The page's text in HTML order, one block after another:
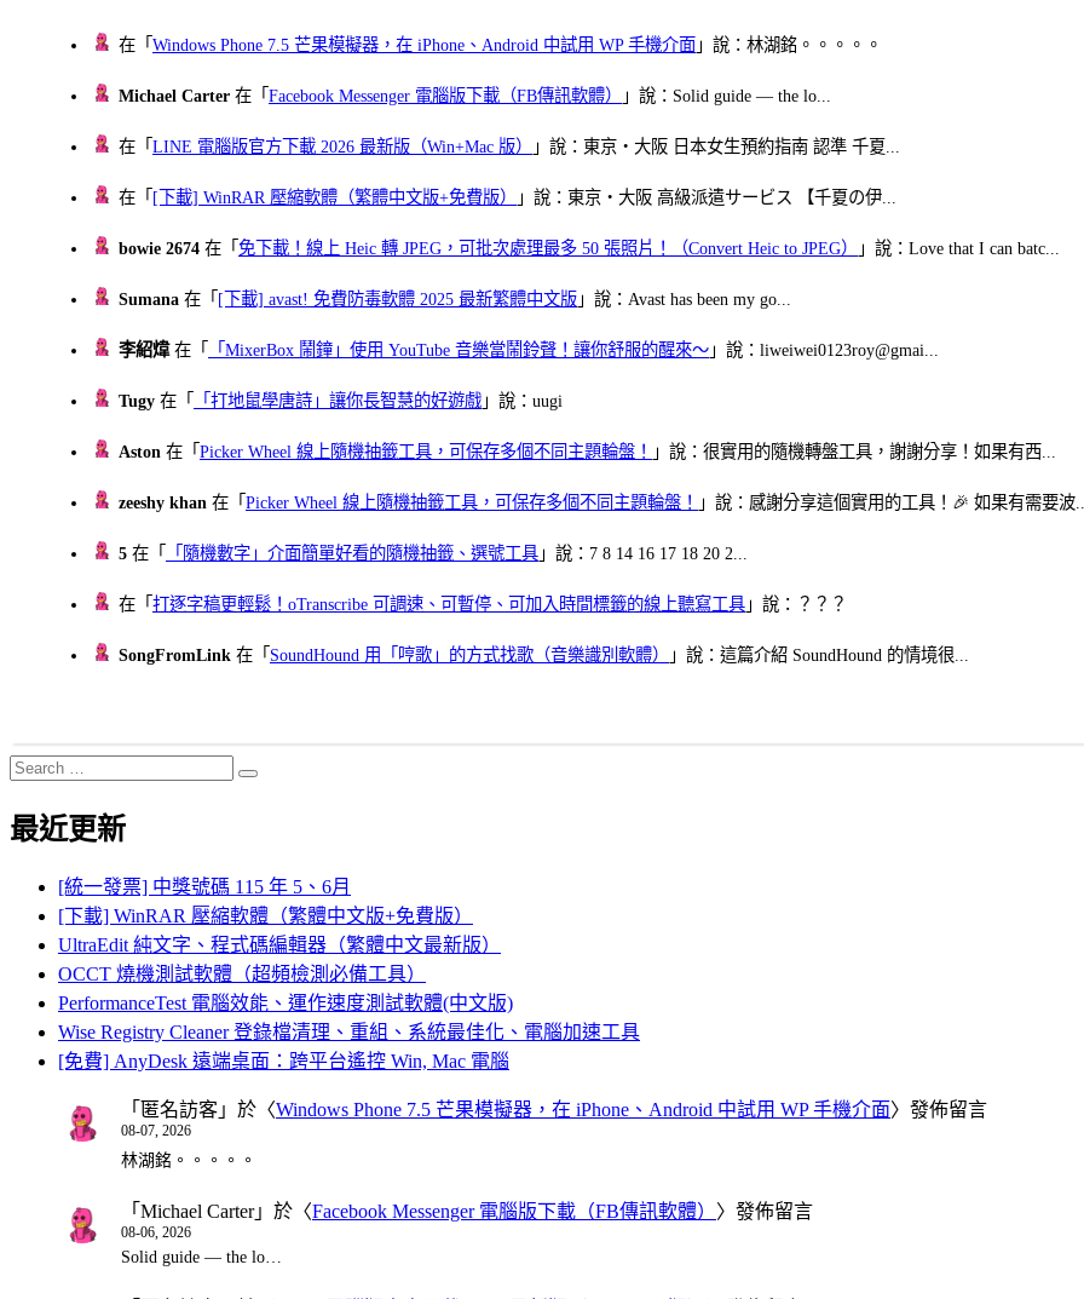
在「Windows Phone 7.5 芒果模擬器，在 iPhone、Android 中試用 WP 手機介面 」說：林湖銘。。。。。
Michael Carter 在「Facebook Messenger 電腦版下載（FB傳訊軟體） 」說：Solid guide — the lo...
在「LINE 電腦版官方下載 2026 最新版（Win+Mac 版） 」說：東京・大阪 日本女生預約指南 認準 千夏...
在「 [下載] WinRAR 壓縮軟體（繁體中文版+免費版） 」說：東京・大阪 高級派遣サービス 【千夏の伊...
bowie 2674 在「免下載！線上 Heic 轉 JPEG，可批次處理最多 50 張照片！（Convert Heic to JPEG） 」說：Love that I can batc...
Sumana 在「 [下載] avast! 免費防毒軟體 2025 最新繁體中文版 」說：Avast has been my go...
李紹煒在「 「MixerBox 鬧鐘」使用 YouTube 音樂當鬧鈴聲！讓你舒服的醒來～ 」說：liweiwei0123roy@gmai...
Tugy 在「 「打地鼠學唐詩」讓你長智慧的好遊戲 」說：uugi
Aston 在「Picker Wheel 線上隨機抽籤工具，可保存多個不同主題輪盤！ 」說：很實用的隨機轉盤工具，謝謝分享！如果有西...
zeeshy khan 在「Picker Wheel 線上隨機抽籤工具，可保存多個不同主題輪盤！ 」說：感謝分享這個實用的工具！🎉 如果有需要波
5 在「 「隨機數字」介面簡單好看的隨機抽籤、選號工具 」說：7 8 14 16 17 18 20 2...
在「打逐字稿更輕鬆！oTranscribe 可調速、可暫停、可加入時間標籤的線上聽寫工具 」說：？？？
SongFromLink 在「 SoundHound 用「哼歌」的方式找歌（音樂識別軟體） 」說：這篇介紹 SoundHound 的情境很...
Search
for:
Search
最近更新
[統一發票] 中獎號碼 115 年 5、6月
[下載] WinRAR 壓縮軟體（繁體中文版+免費版）
UltraEdit 純文字、程式碼編輯器（繁體中文最新版）
OCCT 燒機測試軟體（超頻檢測必備工具）
PerformanceTest 電腦效能、運作速度測試軟體(中文版)
Wise Registry Cleaner 登錄檔清理、重組、系統最佳化、電腦加速工具
[免費] AnyDesk 遠端桌面：跨平台遙控 Win, Mac 電腦
「 匿名訪客 」於〈Windows Phone 7.5 芒果模擬器，在 iPhone、Android 中試用 WP 手機介面〉發佈留言
08-07, 2026
林湖銘。。。。。
「 Michael Carter」於〈Facebook Messenger 電腦版下載（FB傳訊軟體） 〉發佈留言
08-06, 2026
Solid guide — the lo…